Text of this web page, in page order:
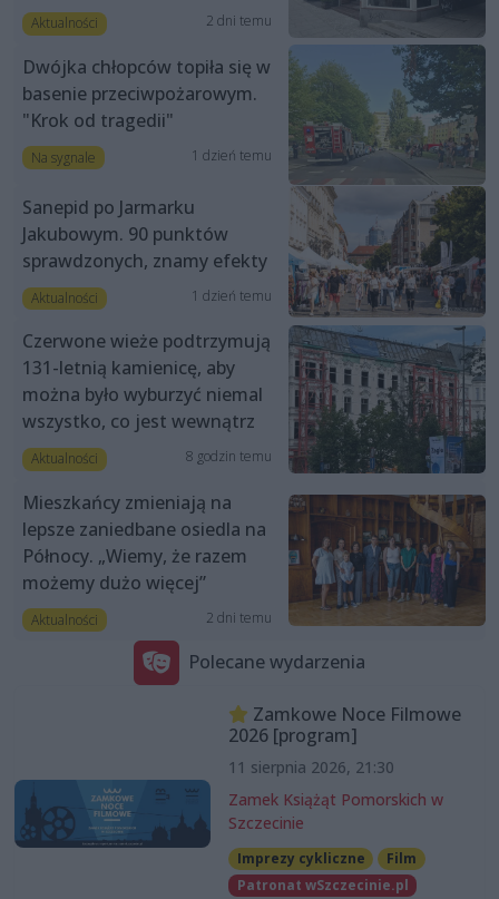
Aktualności 2 dni temu
Dwójka chłopców topiła się w
basenie przeciwpożarowym.
"Krok od tragedii"
Na sygnale 1 dzień temu
Sanepid po Jarmarku
Jakubowym. 90 punktów
sprawdzonych, znamy efekty
Aktualności 1 dzień temu
Czerwone wieże podtrzymują
131-letnią kamienicę, aby
można było wyburzyć niemal
wszystko, co jest wewnątrz
Aktualności 8 godzin temu
Mieszkańcy zmieniają na
lepsze zaniedbane osiedla na
Północy. „Wiemy, że razem
możemy dużo więcej”
Aktualności 2 dni temu
Polecane wydarzenia
Zamkowe Noce Filmowe
2026 [program]
11 sierpnia 2026, 21:30
Zamek Książąt Pomorskich w
Szczecinie
Imprezy cykliczne
Film
Patronat wSzczecinie.pl